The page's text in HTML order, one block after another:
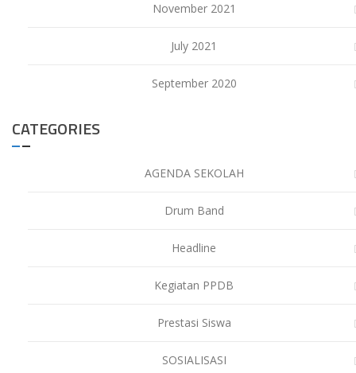
November 2021
July 2021
September 2020
CATEGORIES
AGENDA SEKOLAH
Drum Band
Headline
Kegiatan PPDB
Prestasi Siswa
SOSIALISASI